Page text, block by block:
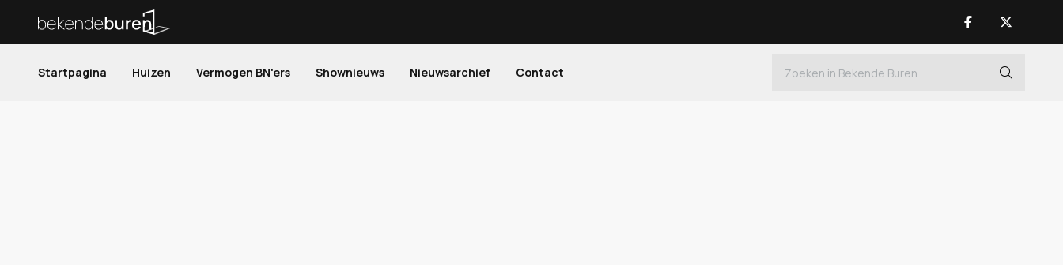
Startpagina Huizen Vermogen BN'ers Shownieuws Nieuwsarchief Contact